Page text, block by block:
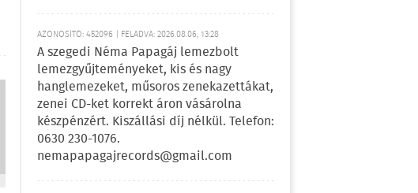
AZONOSÍTÓ: 452096 | FELADVA: 2026.08.06, 13:28
A szegedi Néma Papagáj lemezbolt
lemezgyűjteményeket, kis és nagy
hanglemezeket, műsoros zenekazettákat,
zenei CD-ket korrekt áron vásárolna
készpénzért. Kiszállási díj nélkül. Telefon:
0630 230-1076.
nemapapagajrecords@gmail.com